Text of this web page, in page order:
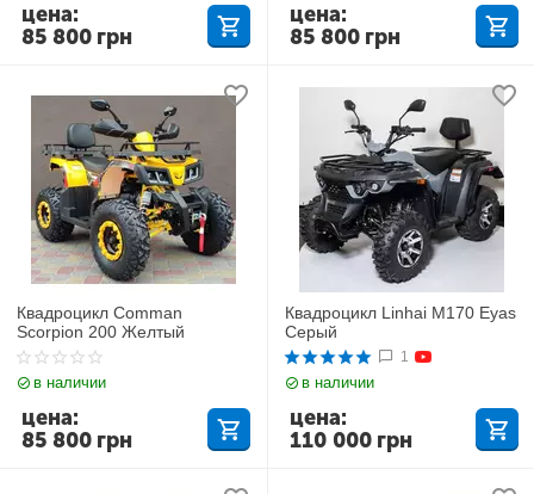
85 800 грн
цена:
85 800 грн
цена:
Квадроцикл Comman
Scorpion 200 Желтый
в наличии
85 800 грн
цена:
Квадроцикл Linhai M170 Eyas
Серый
1
в наличии
110 000 грн
цена: